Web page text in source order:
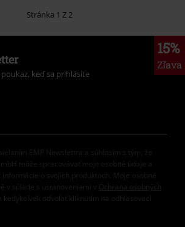
Stránka 1 Z 2
15%
Zľava
keď sa prihlásite
EMP Newslettra a súhlasím s tým, že
mbH môže spracovávať moje osobné údaje a
o svojich produktoch. Moje osobné
v súlade s ustanoveniami v
Ochrana osobných
kedykoľvek odvolať kliknutím na odhlasovací